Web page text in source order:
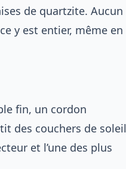
de quartzite. Aucun
y est entier, même en
fin, un cordon
des couchers de soleil
et l’une des plus